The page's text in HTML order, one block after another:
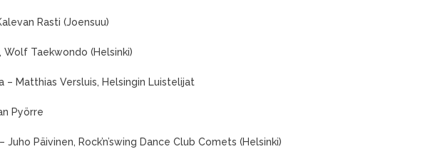
Rasti (Joensuu)
Wolf Taekwondo (Helsinki)
– Matthias Versluis, Helsingin Luistelijat
Pyörre
Juho Päivinen, Rock’n’swing Dance Club Comets (Helsinki)